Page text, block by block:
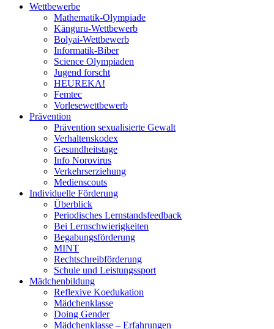
Wettbewerbe
Mathematik-Olympiade
Känguru-Wettbewerb
Bolyai-Wettbewerb
Informatik-Biber
Science Olympiaden
Jugend forscht
HEUREKA!
Femtec
Vorlesewettbewerb
Prävention
Prävention sexualisierte Gewalt
Verhaltenskodex
Gesundheitstage
Info Norovirus
Verkehrserziehung
Medienscouts
Individuelle Förderung
Überblick
Periodisches Lernstandsfeedback
Bei Lernschwierigkeiten
Begabungsförderung
MINT
Rechtschreibförderung
Schule und Leistungssport
Mädchenbildung
Reflexive Koedukation
Mädchenklasse
Doing Gender
Mädchenklasse – Erfahrungen